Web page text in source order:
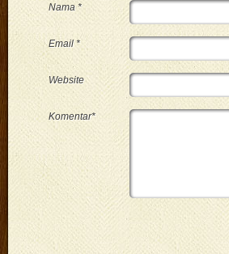
Nama *
Email *
Website
Komentar*